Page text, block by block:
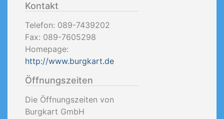
Kontakt
Telefon: 089-7439202
Fax: 089-7605298
Homepage:
http://www.burgkart.de
Öffnungszeiten
Die Öffnungszeiten von
Burgkart GmbH